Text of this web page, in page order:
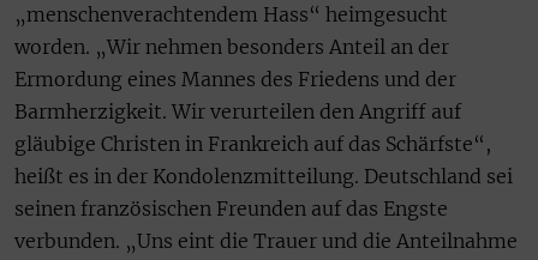
„menschenverachtendem Hass“ heimgesucht
worden. „Wir nehmen besonders Anteil an der
Ermordung eines Mannes des Friedens und der
Barmherzigkeit. Wir verurteilen den Angriff auf
gläubige Christen in Frankreich auf das Schärfste“,
heißt es in der Kondolenzmitteilung. Deutschland sei
seinen französischen Freunden auf das Engste
verbunden. „Uns eint die Trauer und die Anteilnahme